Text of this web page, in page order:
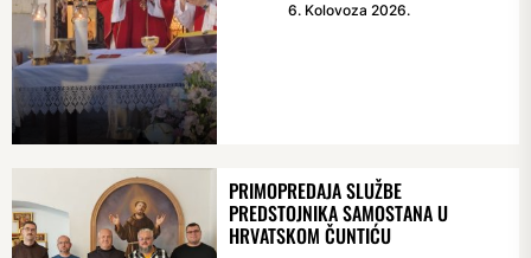
6. Kolovoza 2026.
PRIMOPREDAJA SLUŽBE
PREDSTOJNIKA SAMOSTANA U
HRVATSKOM ČUNTIĆU